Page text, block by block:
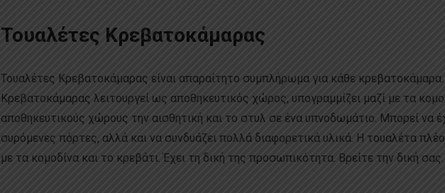
Τουαλέτες Κρεβατοκάμαρας
Τουαλέτες Κρεβατοκάμαρας είναι απαραίτητο συμπλήρωμα για κάθε κρεβατοκάμαρα.
Κρεβατοκάμαρας λειτουργεί ως αποθηκευτικός χώρος, υπογραμμίζει μαζί με τα
αποθηκευτικούς χώρους την αισθητική και το στυλ σε ένα υπνοδωμάτιο. Μπορεί να
συρόμενες πόρτες, αλλά και να συνδυάζει πολλά διαφορετικά υλικά. Η τουαλέτα
με τα κομοδίνα και το κρεβάτι. Έχει τη δική της προσωπικότητα. Βρείτε την δική σας.